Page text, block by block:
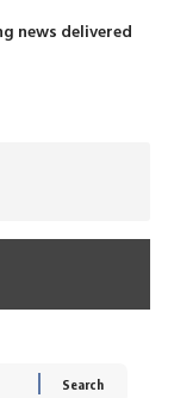
news delivered
कच्चे लहसुन